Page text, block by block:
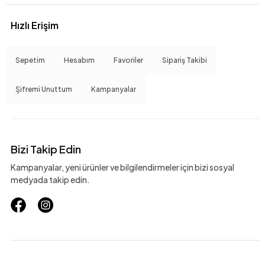
Hızlı Erişim
Sepetim Hesabım Favoriler Sipariş Takibi
Şifremi Unuttum Kampanyalar
Bizi Takip Edin
Kampanyalar, yeni ürünler ve bilgilendirmeler için bizi sosyal
medyada takip edin.